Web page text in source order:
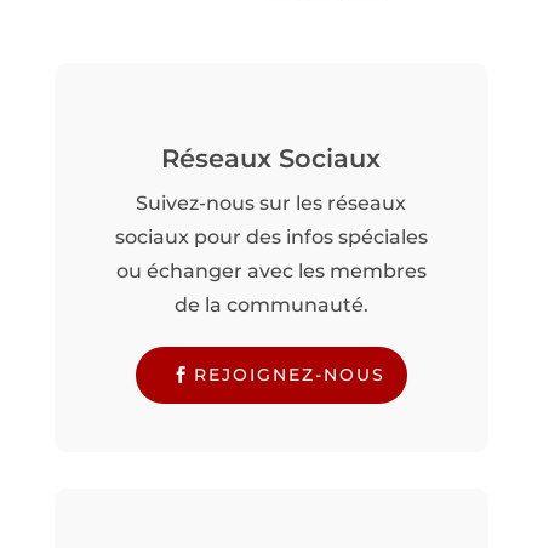
Réseaux Sociaux
Suivez-nous sur les réseaux
sociaux pour des infos spéciales
ou échanger avec les membres
de la communauté.
REJOIGNEZ-NOUS